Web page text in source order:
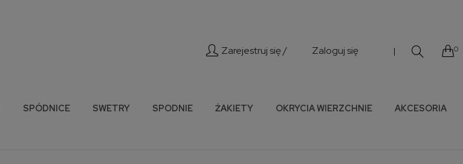
Zarejestruj się / Zaloguj się | 0
SPÓDNICE SWETRY SPODNIE ŻAKIETY OKRYCIA WIERZCHNIE
AKCESORIA